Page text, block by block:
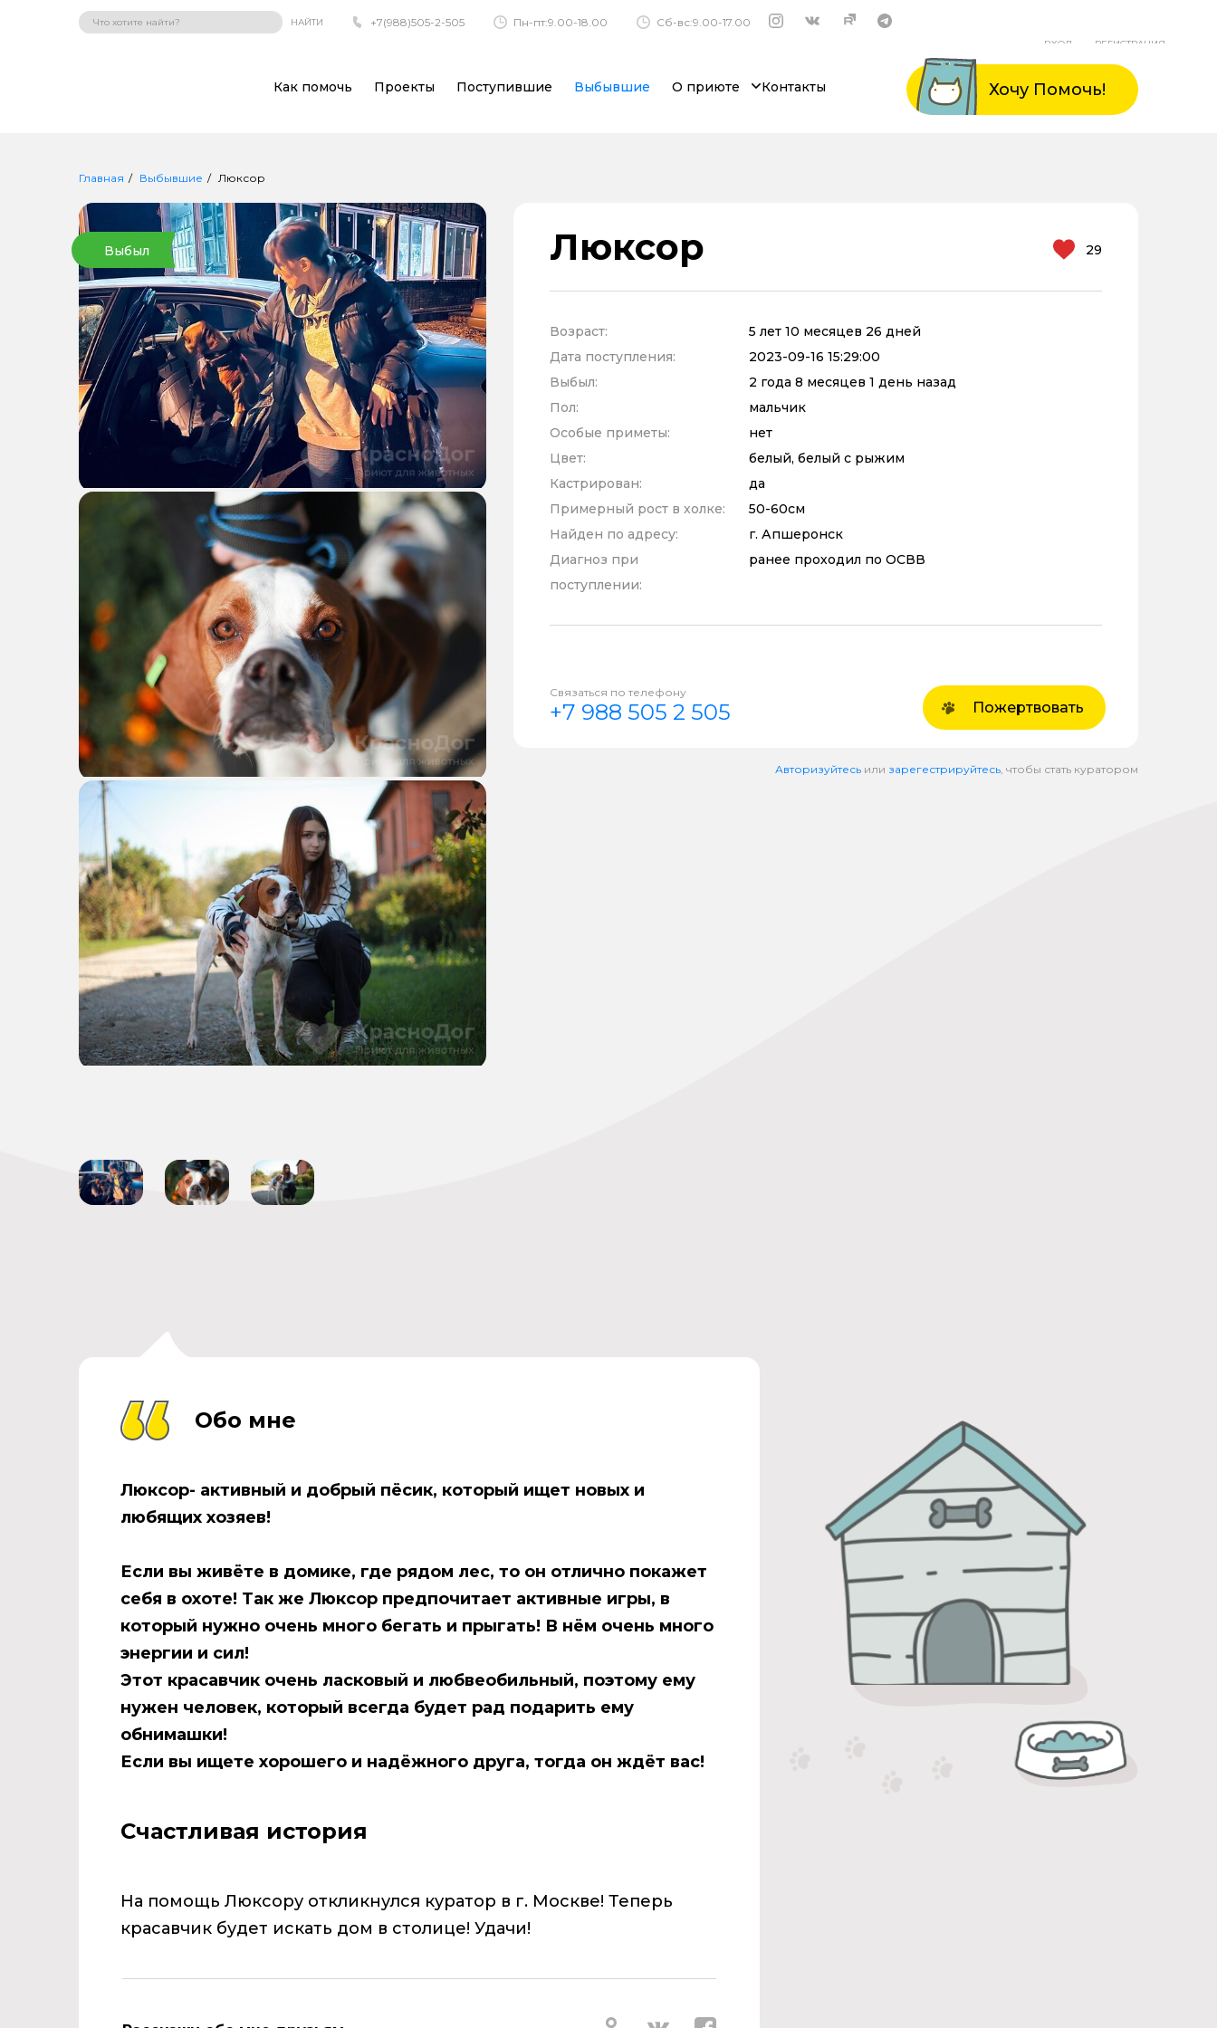
НАЙТИ +7(988)505-2-505 Пн-пт:9.00-18.00 Сб-вс:9.00-17.00
ВХОД РЕГИСТРАЦИЯ
Как помочь Проекты Поступившие Выбывшие О приюте Контакты Хочу Помочь!
Главная Выбывшие Люксор
Выбыл Люксор 29
Возраст:
5 лет 10 месяцев 26 дней
Дата поступления:
2023-09-16 15:29:00
Выбыл:
2 года 8 месяцев 1 день назад
Пол:
мальчик
Особые приметы:
нет
Цвет:
белый, белый с рыжим
Кастрирован:
да
Примерный рост в холке:
50-60см
Найден по адресу:
г. Апшеронск
Диагноз при
поступлении:
ранее проходил по ОСВВ
Связаться по телефону
+7 988 505 2 505 Пожертвовать
Авторизуйтесь или зарегестрируйтесь , чтобы стать куратором
Обо мне
Люксор- активный и добрый пёсик, который ищет новых и
любящих хозяев!
Если вы живёте в домике, где рядом лес, то он отлично покажет
себя в охоте! Так же Люксор предпочитает активные игры, в
который нужно очень много бегать и прыгать! В нём очень много
энергии и сил!
Этот красавчик очень ласковый и любвеобильный, поэтому ему
нужен человек, который всегда будет рад подарить ему
обнимашки!
Если вы ищете хорошего и надёжного друга, тогда он ждёт вас!
Счастливая история
На помощь Люксору откликнулся куратор в г. Москве! Теперь
красавчик будет искать дом в столице! Удачи!